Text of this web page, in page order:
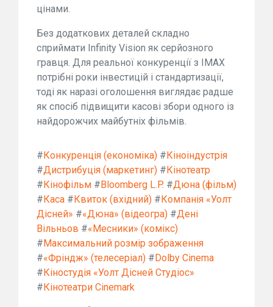
цінами.
Без додаткових деталей складно
сприймати Infinity Vision як серйозного
гравця. Для реальної конкуренції з IMAX
потрібні роки інвестицій і стандартизації,
тоді як наразі оголошення виглядає радше
як спосіб підвищити касові збори одного із
найдорожчих майбутніх фільмів.
# Конкуренція (економіка) # Кіноіндустрія
#Дистрибуція (маркетинг) # Кінотеатр
# Кінофільм # Bloomberg L.P. #Дюна (фільм)
# Каса # Квиток (вхідний) # Компанія «Уолт
Дісней» #«Дюна» (відеогра) #Дені
Вільньов #«Месники» (комікс)
# Максимальний розмір зображення
#«Фріндж» (телесеріал) # Dolby Cinema
# Кіностудія «Уолт Дісней Студіос»
# Кінотеатри Cinemark